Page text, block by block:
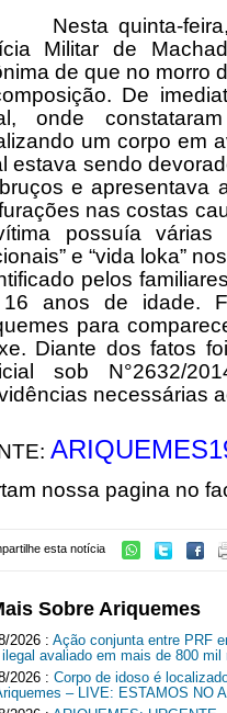
Nesta quinta-
Militar de
de que no morro
De
onde
um corpo em
estava sendo
e apresentava
nas costas
possuía várias
e “vida loka”
pelos
anos de idade.
para
Diante dos fatos
sob N°2632/
necessárias
nossa pagina no
esta notícia
Sobre Ariquemes
2026 : Ação conjunta entre PRF
avaliado em mais de 800 mil
2026 : Corpo de idoso é
– LIVE: ESTAMOS NO